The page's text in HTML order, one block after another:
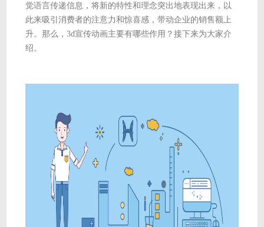
觉语言传递信息，将新的特性和理念突出地表现出来，以
此来吸引消费者的注意力和惊喜感，带动企业的销售额上
升。那么，3d宣传动画主要有哪些作用？接下来为大家介
绍。